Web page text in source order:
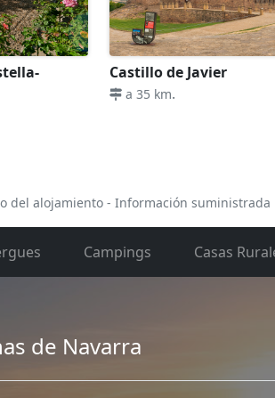
Castillo de Javier
a 35 km.
del alojamiento - Información
Campings Casas
de Navarra